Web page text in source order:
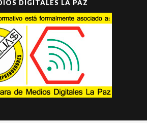
DIGITALES LA PAZ